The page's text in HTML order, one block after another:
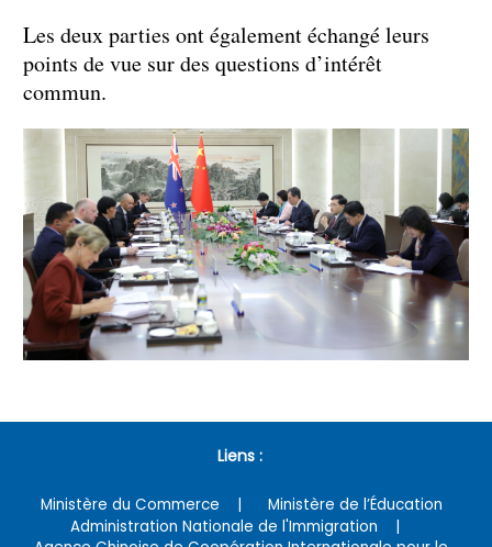
Les deux parties ont également échangé leurs
points de vue sur des questions d’intérêt
commun.
Liens :
Ministère du Commerce
Ministère de l’Éducation
Administration Nationale de l'Immigration